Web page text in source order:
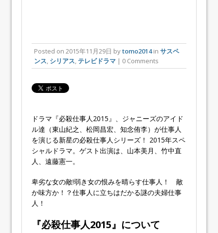
Posted on 2015年11月29日 bytomo2014in サスペ
ンス, シリアス, テレビドラマ | 0 Comments
ドラマ『必殺仕事人2015』、ジャニーズのアイド
ル達（東山紀之、松岡昌宏、知念侑李）が仕事人
を演じる新星の必殺仕事人シリーズ！ 2015年スペ
シャルドラマ。ゲスト出演は、山本美月、竹中直
人、遠藤憲一。
卑劣な女の敵!弱き女の恨みを晴らす仕事人！ 敵
か味方か！？仕事人に立ちはだかる謎の夫婦仕事
人！
『必殺仕事人2015』について